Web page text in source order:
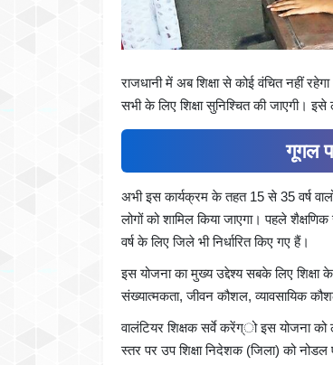
राजधानी में अब शिक्षा से कोई वंचित नहीं
सभी के लिए शिक्षा सुनिश्चित की जाएगी।
गूगल
अभी इस कार्यक्रम के तहत 15 से 35 वर्ष
लोगों को शामिल किया जाएगा। पहले
वर्ष के लिए जिले भी निर्धारित किए गए हैं।
इस योजना का मुख्य उद्देश्य सबके लिए
संख्यात्मकता, जीवन कौशल, व्यावसायिक
वालंटियर शिक्षक सर्वे करेंग्ो इस योजना
स्तर पर उप शिक्षा निदेशक (जिला) को नोडल